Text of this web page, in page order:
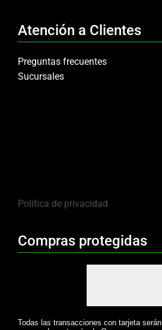
Atención a Clientes
Preguntas frecuentes
Sucursales
Política de privacidad
Compras protegidas
Todas las transacciones con tarjeta serán